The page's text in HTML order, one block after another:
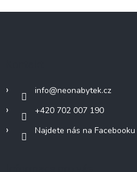
info@neonabytek.cz
+420 702 007 190
Najdete nás na Facebooku